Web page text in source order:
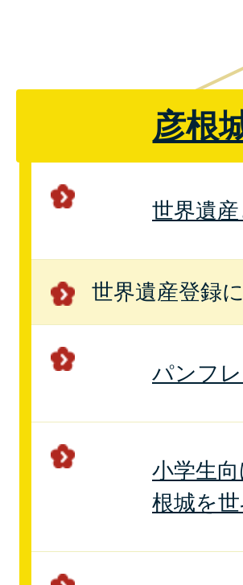
彦根
世界遺
世界遺産登録
パンフ
小学生
根城を世